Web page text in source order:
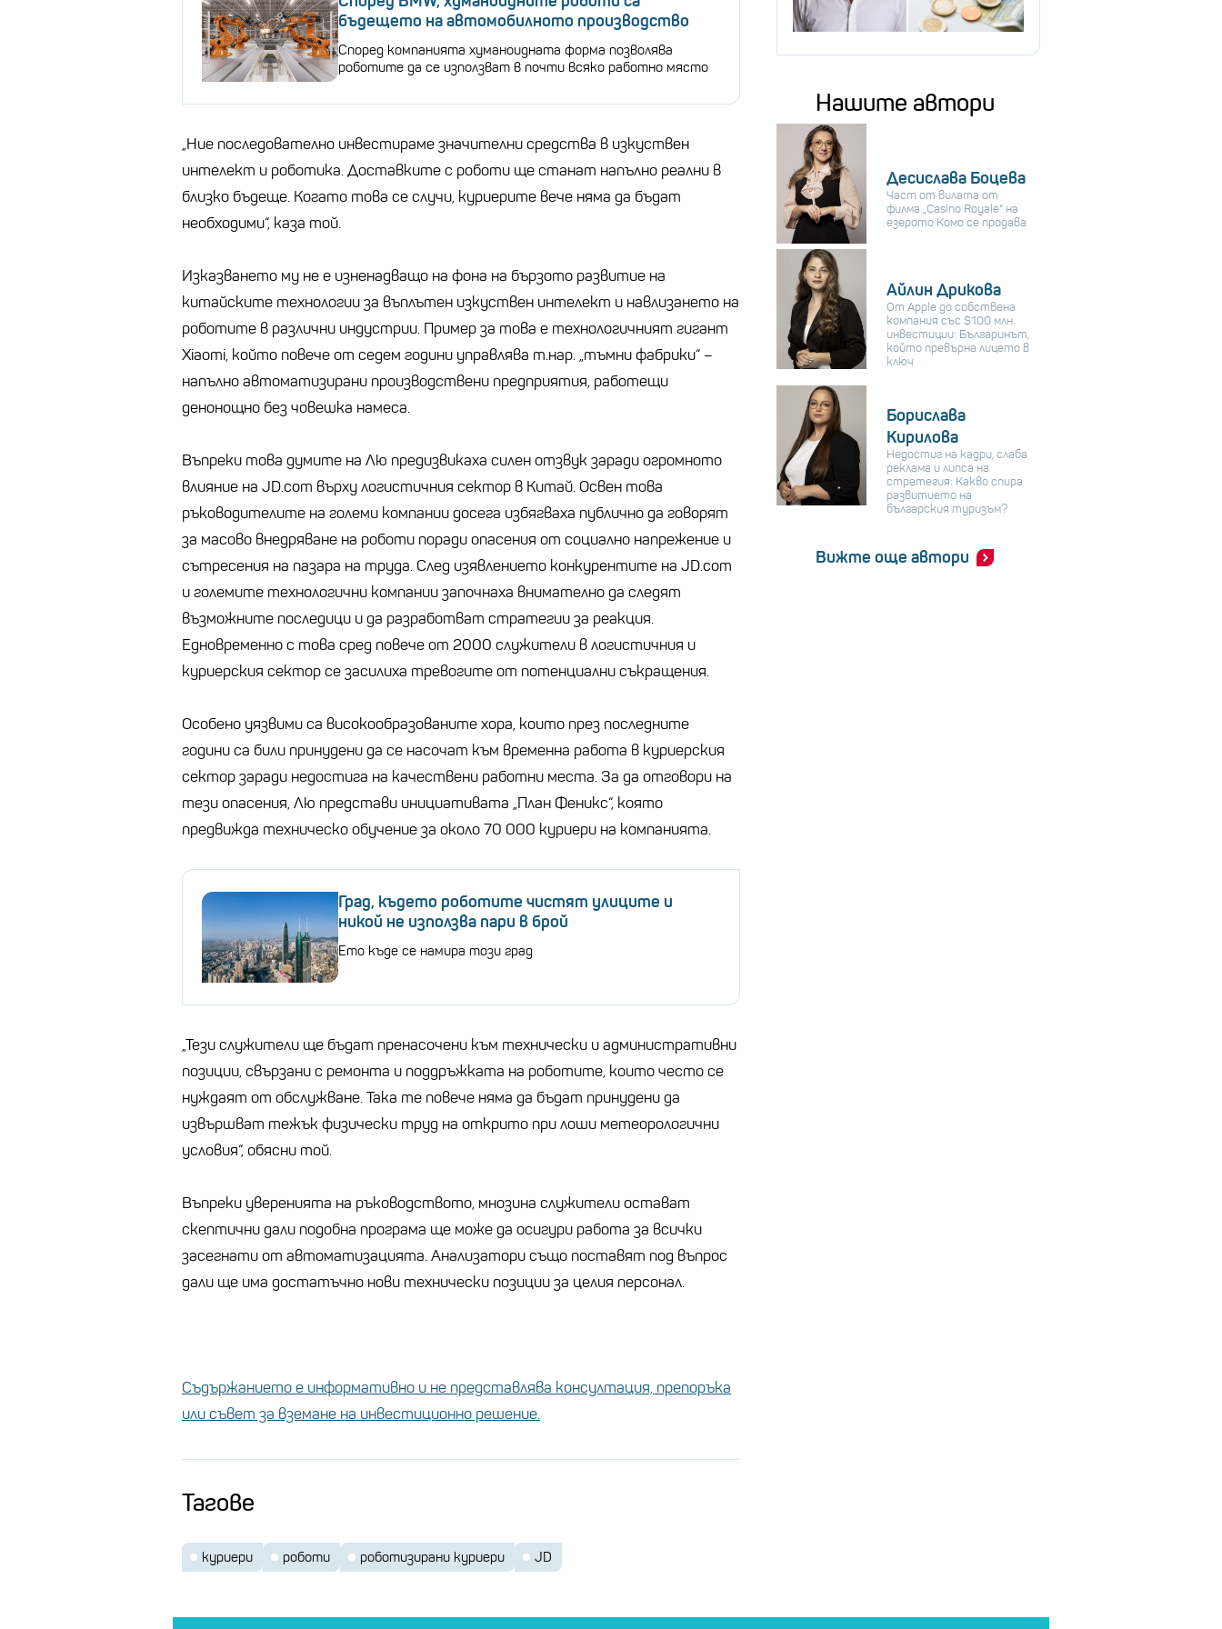
бъдещето на автомобилното производство
Според компанията хуманоидната форма позволява
роботите да се използват в почти всяко работно място
„Ние последователно инвестираме значителни средства в изкуствен
интелект и роботика. Доставките с роботи ще станат напълно реални в
близко бъдеще. Когато това се случи, куриерите вече няма да бъдат
необходими“, каза той.
Изказването му не е изненадващо на фона на бързото развитие на
китайските технологии за въплътен изкуствен интелект и навлизането на
роботите в различни индустрии. Пример за това е технологичният гигант
Xiaomi, който повече от седем години управлява т.нар. „тъмни фабрики“ –
напълно автоматизирани производствени предприятия, работещи
денонощно без човешка намеса.
Въпреки това думите на Лю предизвикаха силен отзвук заради огромното
влияние на JD.com върху логистичния сектор в Китай. Освен това
ръководителите на големи компании досега избягваха публично да говорят
за масово внедряване на роботи поради опасения от социално напрежение и
сътресения на пазара на труда. След изявлението конкурентите на JD.com
и големите технологични компании започнаха внимателно да следят
възможните последици и да разработват стратегии за реакция.
Едновременно с това сред повече от 2000 служители в логистичния и
куриерския сектор се засилиха тревогите от потенциални съкращения.
Особено уязвими са високообразованите хора, които през последните
години са били принудени да се насочат към временна работа в куриерския
сектор заради недостига на качествени работни места. За да отговори на
тези опасения, Лю представи инициативата „План Феникс“, която
предвижда техническо обучение за около 70 000 куриери на компанията.
Град, където роботите чистят улиците и
никой не използва пари в брой
Ето къде се намира този град
„Тези служители ще бъдат пренасочени към технически и административни
позиции, свързани с ремонта и поддръжката на роботите, които често се
нуждаят от обслужване. Така те повече няма да бъдат принудени да
извършват тежък физически труд на открито при лоши метеорологични
условия“, обясни той.
Въпреки уверенията на ръководството, мнозина служители остават
скептични дали подобна програма ще може да осигури работа за всички
засегнати от автоматизацията. Анализатори също поставят под въпрос
дали ще има достатъчно нови технически позиции за целия персонал.
Съдържанието е информативно и не представлява консултация, препоръка
или съвет за вземане на инвестиционно решение.
Тагове
куриери роботи роботизирани куриери JD
Нашите автори
Десислава Боцева
Част от вилата от
филма „Casino Royale“ на
езерото Комо се продава
Айлин Дрикова
От Apple до собствена
компания със $100 млн.
инвестиции: Българинът,
който превърна лицето в
ключ
Борислава
Кирилова
Недостиг на кадри, слаба
реклама и липса на
стратегия: Какво спира
развитието на
българския туризъм?
Вижте още автори